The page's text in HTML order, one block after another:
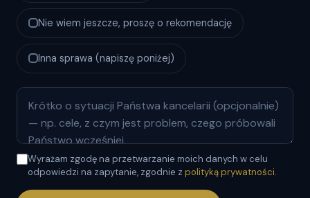
Nie wiem jeszcze, proszę o rekomendację
Inna sprawa (napiszę poniżej)
Wyrażam zgodę na przetwarzanie moich danych w celu
odpowiedzi na zapytanie, zgodnie z polityką prywatności.